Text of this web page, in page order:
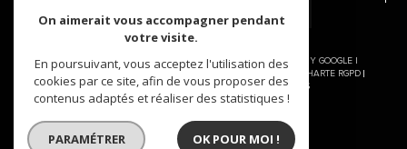
© 2026 | TOUS DROITS RÉSERVÉS | TRADUCTION POWERED BY GOOGLE |
NOS HONORAIRES
PLAN DU SITE
CHARTE RGPD
ADMIN
NOS LIENS POLITIQUE RGPD COOKIES
On aimerait vous accompagner pendant
votre visite.
En poursuivant, vous acceptez l'utilisation des
cookies par ce site, afin de vous proposer des
contenus adaptés et réaliser des statistiques !
PARAMÉTRER OK POUR MOI !